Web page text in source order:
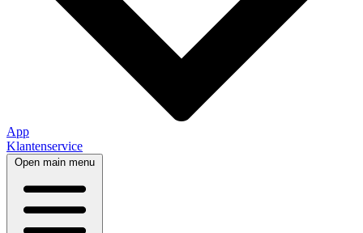
App
Klantenservice
Open main menu